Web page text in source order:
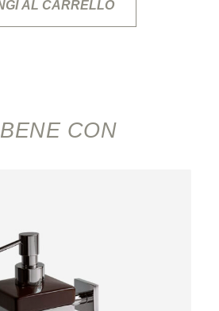
AL CARRELLO
CON